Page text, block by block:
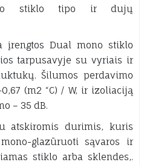
stiklo tipo ir dujų
įrengtos Dual mono stiklo
tarpusavyje su vyriais ir
Šilumos perdavimo
(m2 “C) ​​/ W, ir izoliaciją
– 35 dB.
atskiromis durimis, kuris
glazūruoti sąvaros ir
stiklo arba sklendes,.